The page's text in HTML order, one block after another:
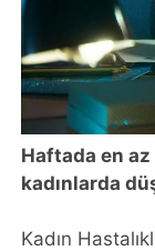
Haftada en
kadınlarda
Kadın